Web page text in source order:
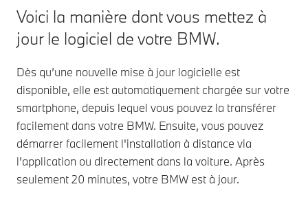
Voici la manière dont vous mettez à
jour le logiciel de votre BMW.
Dès qu’une nouvelle mise à jour logicielle est
disponible, elle est automatiquement chargée sur votre
smartphone, depuis lequel vous pouvez la transférer
facilement dans votre BMW. Ensuite, vous pouvez
démarrer facilement l'installation à distance via
l'application ou directement dans la voiture. Après
seulement 20 minutes, votre BMW est à jour.